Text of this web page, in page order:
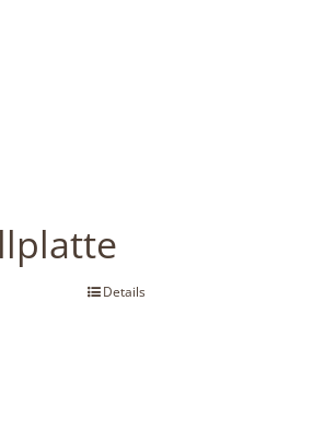
Details